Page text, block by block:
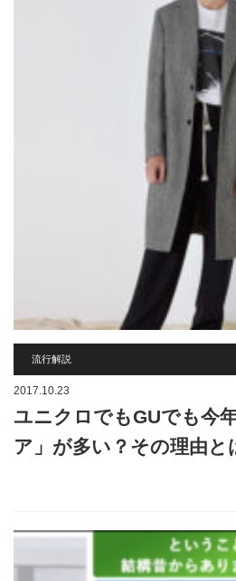
流行解説
2017.10.23
ユニクロでもGUでも今
ア」が多い？その理由と